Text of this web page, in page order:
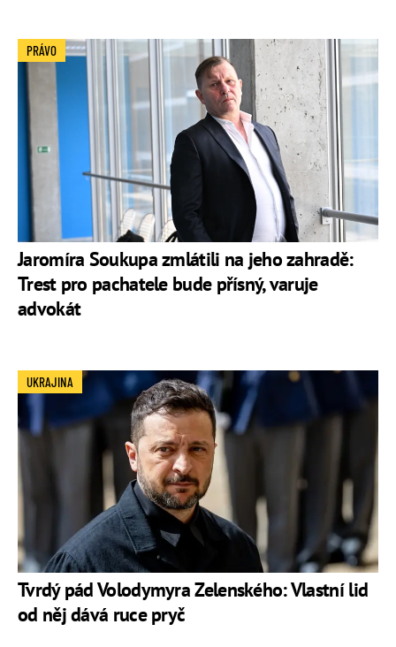
Jaromíra Soukupa zmlátili na jeho zahradě:
Trest pro pachatele bude přísný, varuje
advokát
PRÁVO
Tvrdý pád Volodymyra Zelenského: Vlastní lid
od něj dává ruce pryč
UKRAJINA